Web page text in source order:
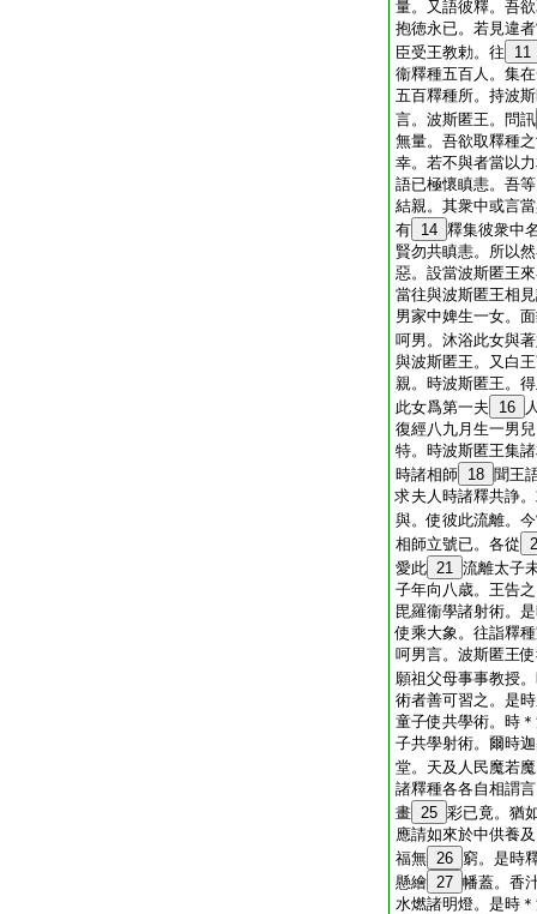
量。又語彼釋。吾
抱徳永已。若見違
臣受王教勅。往
11
衞釋種五百人。集
五百釋種所。持波
言。波斯匿王。問訊
無量。吾欲取釋種
幸。若不與者當以
語已極懷瞋恚。吾
結親。其衆中或言
有 14 釋集彼衆中
賢勿共瞋恚。所以
惡。設當波斯匿王
當往與波斯匿王相
男家中婢生一女。
呵男。沐浴此女與
與波斯匿王。又白
親。時波斯匿王。
此女爲第一夫
16
復經八九月生一男
特。時波斯匿王集
時諸相師 18 聞王
求夫人時諸釋共諍
與。使彼此流離。
相師立號已。各從
愛此 21 流離太子
子年向八歳。王告
毘羅衞學諸射術。
使乘大象。往詣釋
呵男言。波斯匿王
願祖父母事事教授
術者善可習之。是
童子使共學術。時
子共學射術。爾時
堂。天及人民魔若
諸釋種各各自相謂
畫 25 彩已竟。猶
應請如來於中供養
福無 26 窮。是時
懸繪 27 幡蓋。香
水燃諸明燈。是時